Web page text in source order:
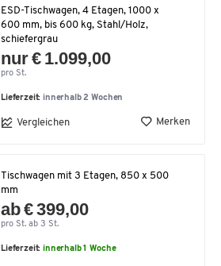
ESD-Tischwagen, 4 Etagen, 1000 x
600 mm, bis 600 kg, Stahl/Holz,
schiefergrau
nur € 1.099,00
pro St.
Lieferzeit: innerhalb 2 Wochen
Vergleichen Merken
Tischwagen mit 3 Etagen, 850 x 500
mm
ab € 399,00
pro St. ab 3 St.
Lieferzeit:innerhalb 1 Woche